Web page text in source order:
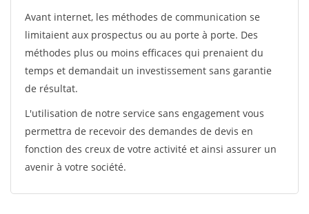
Avant internet, les méthodes de communication se
limitaient aux prospectus ou au porte à porte. Des
méthodes plus ou moins efficaces qui prenaient du
temps et demandait un investissement sans garantie
de résultat.
L'utilisation de notre service sans engagement vous
permettra de recevoir des demandes de devis en
fonction des creux de votre activité et ainsi assurer un
avenir à votre société.